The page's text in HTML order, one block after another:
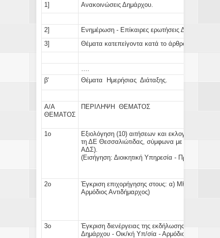
1] Ανακοινώσεις Δημάρχου.
2]
Ενημέρωση - Επίκαιρες ερωτήσεις Δημοτικών
3]
Θέματα κατεπείγοντα κατά το άρθρο: 67 παρ.5
β'
Θέματα Ημερήσιας Διάταξης.
Α/Α
ΘΕΜΑΤΟΣ
ΠΕΡΙΛΗΨΗ ΘΕΜΑΤΟΣ
1ο Εξιολόγηση (10) αιτήσεων και εκλογή των
τη ΔΕ Θεσσαλιώτιδας, σύμφωνα με το Β.Δ.
(Εισήγηση: Διοικητική Υπηρεσία - Πρόεδρος
2ο Έγκριση επιχορήγησης στους: α) ΜΚΟ
Αρμόδιος Αντιδήμαρχος)
3ο Έγκριση διενέργειας της εκδήλωσης
Δημάρχου - Οικ/κή Υπ/σία - Αρμόδιος